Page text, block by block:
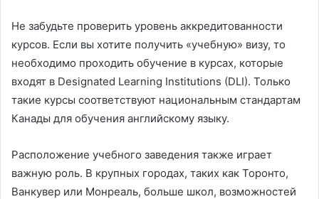
Не забудьте проверить уровень аккредитованности
курсов. Если вы хотите получить «учебную» визу, то
необходимо проходить обучение в курсах, которые
входят в Designated Learning Institutions (DLI). Только
такие курсы соответствуют национальным стандартам
Канады для обучения английскому языку.
Расположение учебного заведения также играет
важную роль. В крупных городах, таких как Торонто,
Ванкувер или Монреаль, больше школ, возможностей